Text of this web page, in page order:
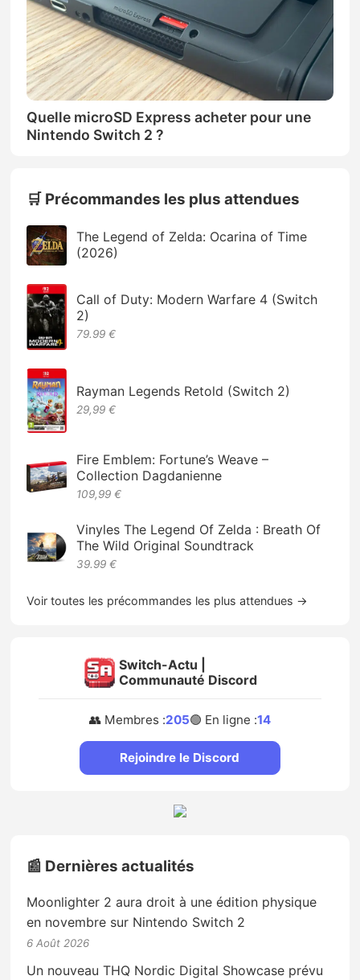
Quelle microSD Express acheter pour une
Nintendo Switch 2 ?
🛒 Précommandes les plus attendues
The Legend of Zelda: Ocarina of Time
(2026)
Call of Duty: Modern Warfare 4 (Switch
2)
79.99 €
Rayman Legends Retold (Switch 2)
29,99 €
Fire Emblem: Fortune’s Weave –
Collection Dagdanienne
109,99 €
Vinyles The Legend Of Zelda : Breath Of
The Wild Original Soundtrack
39.99 €
Voir toutes les précommandes les plus attendues →
Switch-Actu |
Communauté Discord
👥 Membres :205🟢 En ligne :14
Rejoindre le Discord
📰 Dernières actualités
Moonlighter 2 aura droit à une édition physique
en novembre sur Nintendo Switch 2
6 Août 2026
Un nouveau THQ Nordic Digital Showcase prévu